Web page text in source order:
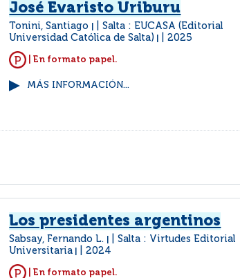
José Evaristo Uriburu
Tonini, Santiago
Salta : EUCASA (Editorial
Universidad Católica de Salta)
2025
| En formato papel.
MÁS INFORMACIÓN...
Los presidentes argentinos
Sabsay, Fernando L.
Salta : Virtudes Editorial
Universitaria
2024
| En formato papel.